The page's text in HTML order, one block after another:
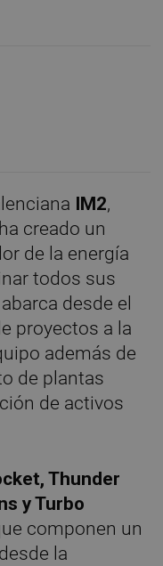
IM2,
creado un
de la energía
todos sus
abarca desde el
proyectos a la
además de
de plantas
de activos
Thunder
y Turbo
componen un
la